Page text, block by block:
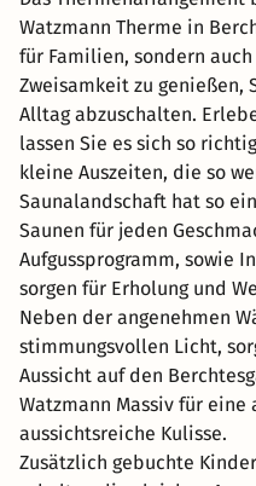
Watzmann Therme in
für Familien, sondern
Zweisamkeit zu genießen,
Alltag abzuschalten.
lassen Sie es sich so
kleine Auszeiten, die so
Saunalandschaft hat so
Saunen für jeden
Aufgussprogramm, sowie
sorgen für Erholung und
Neben der angenehmen
stimmungsvollen Licht,
Aussicht auf den
Watzmann Massiv für eine
aussichtsreiche Kulisse.
Zusätzlich gebuchte